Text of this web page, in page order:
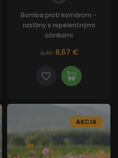
Bomba proti komárom -
rastliny s repelentnými
účinkami
9,42 8,67 €
AKCIA